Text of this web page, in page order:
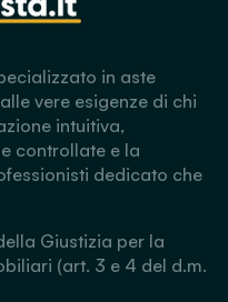
in aste
vere esigenze di chi
intuitiva,
controllate e la
dedicato che
Giustizia per la
(art. 3 e 4 del d.m.